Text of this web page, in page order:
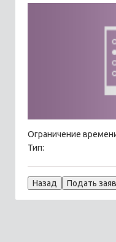
Ограничение
Тип: